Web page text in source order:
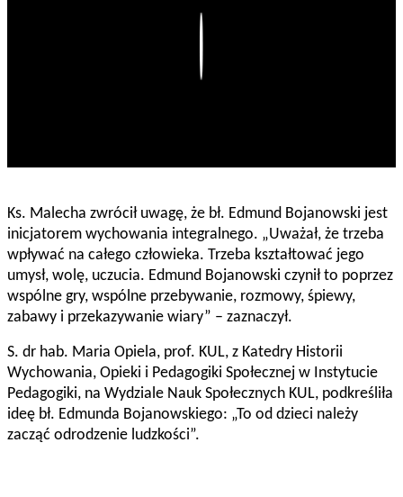
Ks. Malecha zwrócił uwagę, że bł. Edmund Bojanowski jest
inicjatorem wychowania integralnego. „Uważał, że trzeba
wpływać na całego człowieka. Trzeba kształtować jego
umysł, wolę, uczucia. Edmund Bojanowski czynił to poprzez
wspólne gry, wspólne przebywanie, rozmowy, śpiewy,
zabawy i przekazywanie wiary” – zaznaczył.
S. dr hab. Maria Opiela, prof. KUL, z Katedry Historii
Wychowania, Opieki i Pedagogiki Społecznej w Instytucie
Pedagogiki, na Wydziale Nauk Społecznych KUL, podkreśliła
ideę bł. Edmunda Bojanowskiego: „To od dzieci należy
zacząć odrodzenie ludzkości”.